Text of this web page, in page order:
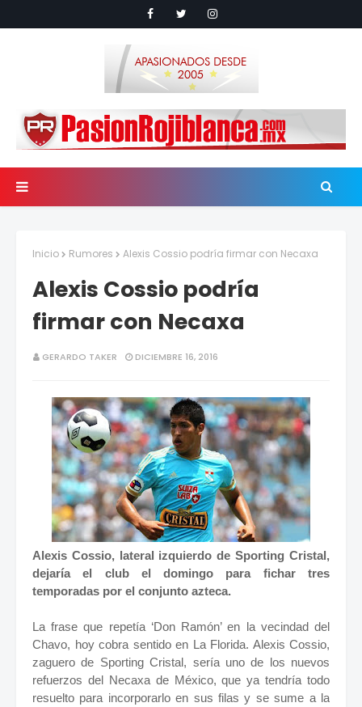
Inicio Rumores Alexis Cossio podría firmar con Necaxa
Alexis Cossio podría
firmar con Necaxa
GERARDO TAKER DICIEMBRE 16, 2016
Alexis Cossio, lateral izquierdo de Sporting Cristal,
dejaría el club el domingo para fichar tres
temporadas por el conjunto azteca.
La frase que repetía ‘Don Ramón’ en la vecindad del
Chavo, hoy cobra sentido en La Florida. Alexis Cossio,
zaguero de Sporting Cristal, sería uno de los nuevos
refuerzos del Necaxa de México, que ya tendría todo
resuelto para incorporarlo en sus filas y se sume a la